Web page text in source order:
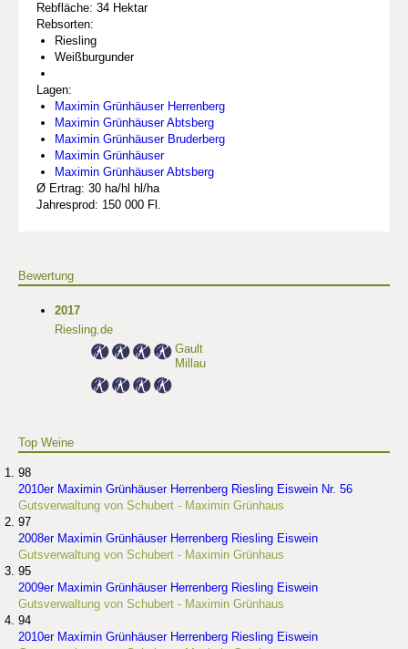
Rebfläche: 34 Hektar
Rebsorten:
Riesling
Weißburgunder
Lagen:
Maximin Grünhäuser Herrenberg
Maximin Grünhäuser Abtsberg
Maximin Grünhäuser Bruderberg
Maximin Grünhäuser
Maximin Grünhäuser Abtsberg
Ø Ertrag: 30 ha/hl hl/ha
Jahresprod: 150 000 Fl.
Bewertung
2017
Riesling.de
Gault
Millau
Top Weine
98
2010er Maximin Grünhäuser Herrenberg Riesling Eiswein Nr. 56
Gutsverwaltung von Schubert - Maximin Grünhaus
97
2008er Maximin Grünhäuser Herrenberg Riesling Eiswein
Gutsverwaltung von Schubert - Maximin Grünhaus
95
2009er Maximin Grünhäuser Herrenberg Riesling Eiswein
Gutsverwaltung von Schubert - Maximin Grünhaus
94
2010er Maximin Grünhäuser Herrenberg Riesling Eiswein